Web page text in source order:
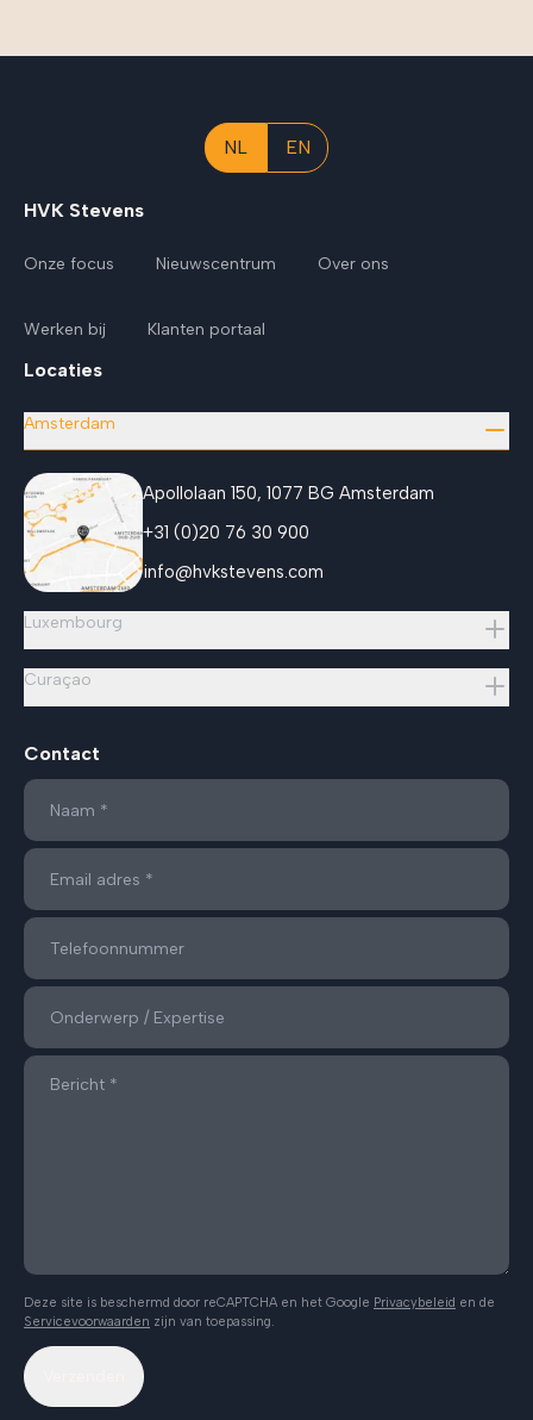
NL EN
HVK Stevens
Onze focus Nieuwscentrum Over ons
Werken bij Klanten portaal
Locaties
Amsterdam
Apollolaan 150, 1077 BG Amsterdam
+31 (0)20 76 30 900
info@hvkstevens.com
Luxembourg
Curaçao
Contact
Deze site is beschermd door reCAPTCHA en het Google Privacybeleid en de
Servicevoorwaarden zijn van toepassing.